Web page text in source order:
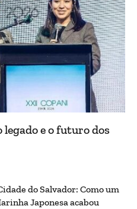
e o futuro dos
do Salvador: Como um
Japonesa acabou